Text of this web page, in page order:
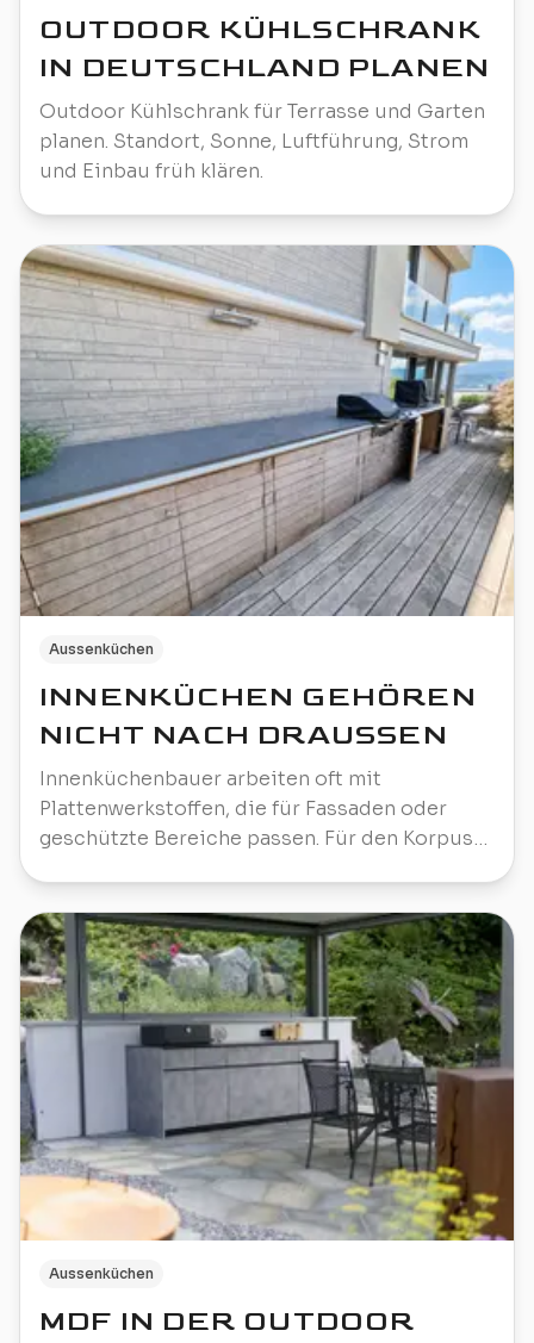
OUTDOOR KÜHLSCHRANK
IN DEUTSCHLAND PLANEN
Outdoor Kühlschrank für Terrasse und Garten
planen. Standort, Sonne, Luftführung, Strom
und Einbau früh klären.
Aussenküchen
INNENKÜCHEN GEHÖREN
NICHT NACH DRAUSSEN
Innenküchenbauer arbeiten oft mit
Plattenwerkstoffen, die für Fassaden oder
geschützte Bereiche passen. Für den Korpus
Aussenküchen
MDF IN DER OUTDOOR